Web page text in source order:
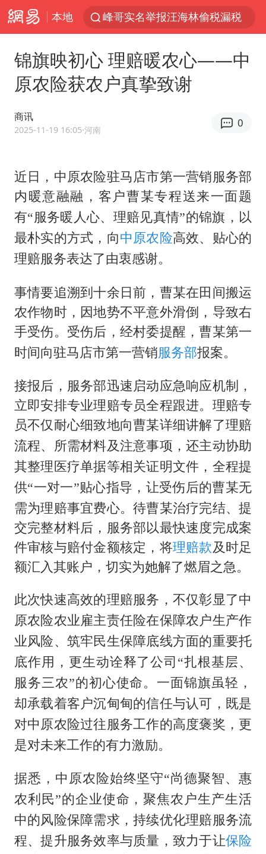
本地
峰哥实名举报汪海林偷税漏税
男童模仿奥特曼从高处跳下致骨折
名创优品一次性内裤 颜面尽失
视频丨中国东方电气集团原党组副书记、董事宋致远被查
梁家辉：到内地拍戏不是北上是回归
牛津大学一纸声明甩不了锅
包文婧：二胎很难一碗水端平
香港宏福苑火灾或由烟头引起
女主硬加吻戏短剧已下架
浙江台州《告全体市民书》
《给阿嬷的情书》售后来了
锦旗映初心 理赔暖农心——中
原农险获农户真挚致谢
商讯
2025-11-19 16:05·河南
0
近日，中原农险驻马店市第一营销服务部
内暖意融融，客户曹某专程送来一面题
有“服务暖人心、理赔见真情”的锦旗，以
最朴实的方式，向中原农险高效、贴心的
理赔服务表达了由衷感谢。
事情要追溯到十余日前，曹某在田间搬运
农作物时，因地势不平意外滑倒，导致右
手受伤。受伤后，经村委提醒，曹某第一
时间向驻马店市第一营销服务部报案。
接报后，服务部迅速启动应急响应机制，
立即安排专业理赔专员全程跟进。理赔专
员不仅耐心细致地向曹某详细讲解了理赔
流程、所需材料及注意事项，还主动协助
其整理医疗单据等相关证明文件，全程提
供“一对一”贴心指导，让受伤后的曹 某无
需为理赔事宜费心。待曹某治疗完结、提
交完整材料后，服务部以最快速度完成案
件审核与赔付金额核定，将理赔款及时足
额汇入其账户，切实为她解了燃眉之急。
此次快速高效的理赔服务，不仅彰显了中
原农险农业雇主责任险在保障农户生产作
业风险、筑牢民生保障底线方面的重要托
底作用，更生动诠释了公司 “扎根基层、
服务三农”的初心使命。一面锦旗虽轻，
却承载着客户沉甸甸的信任与认可，既是
对中原农险过往服务工作的高度褒奖，更
是对未来工作的有力激励。
据悉，中原农险始终坚守“尚德聚智、惠
农利民”的企业使命，聚焦农户生产生活
中的风险保障需求，持续优化理赔服务流
程、提升服务效率与质量，致力于让保险